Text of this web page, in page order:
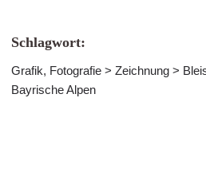
Schlagwort:
Grafik, Fotografie > Zeichnung >
Bayrische Alpen